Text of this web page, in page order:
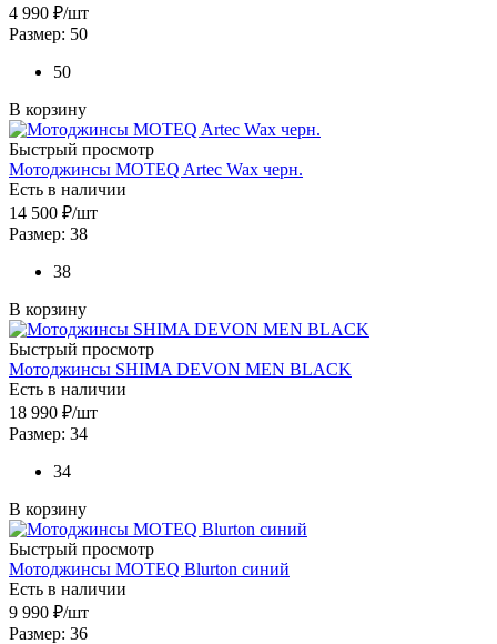
4 990 ₽/шт
Размер: 50
50
В корзину
Быстрый просмотр
Мотоджинсы MOTEQ Artec Wax черн.
Есть в наличии
14 500 ₽/шт
Размер: 38
38
В корзину
Быстрый просмотр
Мотоджинсы SHIMA DEVON MEN BLACK
Есть в наличии
18 990 ₽/шт
Размер: 34
34
В корзину
Быстрый просмотр
Мотоджинсы MOTEQ Blurton синий
Есть в наличии
9 990 ₽/шт
Размер: 36